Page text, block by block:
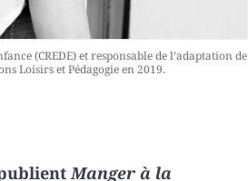
(CREDE) et responsable de l’adaptation de
Loisirs et Pédagogie en 2019.
Manger à la